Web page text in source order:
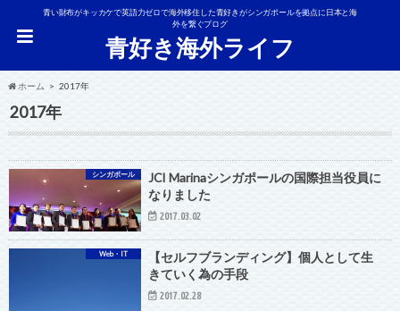
青い財布がキッカケで英語力ゼロで海外移住した青好きがシンガポールを拠点に日本と海
外を繋ぐブログ
青好き海外ライフ
ホーム 2017年
2017年
シンガポール
JCI Marinaシンガポールの国際担当役員に
なりました
2017.03.02
Web・IT
【セルフブランディング】個人として生
きていく為の手段
2017.02.28